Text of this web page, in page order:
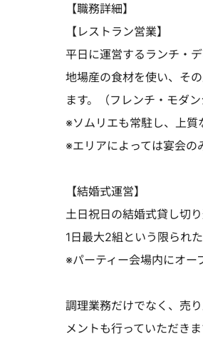
【職務詳細】
【レストラン営業】
平日に運営するランチ・
地場産の食材を使い、そ
ます。（フレンチ・モダン
※ソムリエも常駐し、上質
※エリアによっては宴会の
【結婚式運営】
土日祝日の結婚式貸し切り
1日最大2組という限られ
※パーティー会場内にオー
調理業務だけでなく、売
メントも行っていただきま